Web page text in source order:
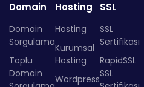
Domain
Domain
Sorgulama
Toplu
Domain
Hosting
Hosting
Kurumsal
Hosting
Wordpress
SSL
SSL
Sertifikası
RapidSSL
SSL